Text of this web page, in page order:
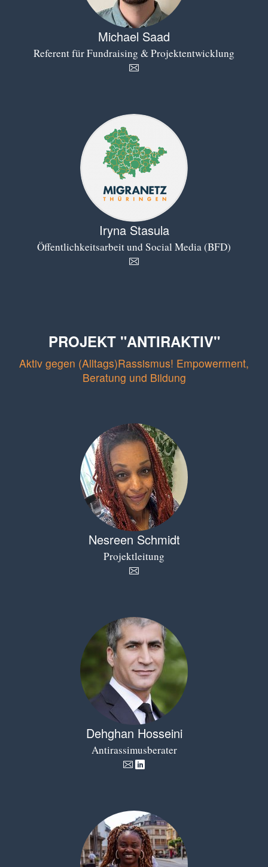
Michael Saad
Referent für Fundraising & Projektentwicklung
Iryna Stasula
Öffentlichkeitsarbeit und Social Media (BFD)
PROJEKT "ANTIRAKTIV"
Aktiv gegen (Alltags)Rassismus! Empowerment,
Beratung und Bildung
Nesreen Schmidt
Projektleitung
Dehghan Hosseini
Antirassimusberater